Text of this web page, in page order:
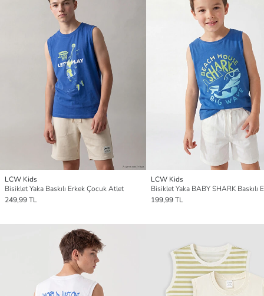
LCW Kids
Bisiklet Yaka Baskılı Erkek Çocuk Atlet
249,99 TL
LCW Kids
199,99 TL